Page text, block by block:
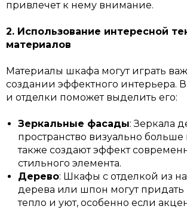
привлечет к нему внимание.
2. Использование интересной
материалов
Материалы шкафа могут играть
создании эффектного интерьера.
и отделки поможет выделить его:
Зеркальные фасады: Зеркала
пространство визуально больше
также создают эффект
стильного элемента.
Дерево: Шкафы с отделкой из
дерева или шпон могут
тепло и уют, особенно если